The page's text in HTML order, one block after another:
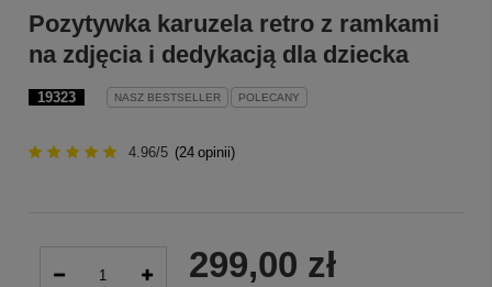
19323 NASZ BESTSELLER POLECANY
Pozytywka karuzela retro z ramkami
na zdjęcia i dedykacją dla dziecka
4.96/5 (24 opinii)
299,00 zł